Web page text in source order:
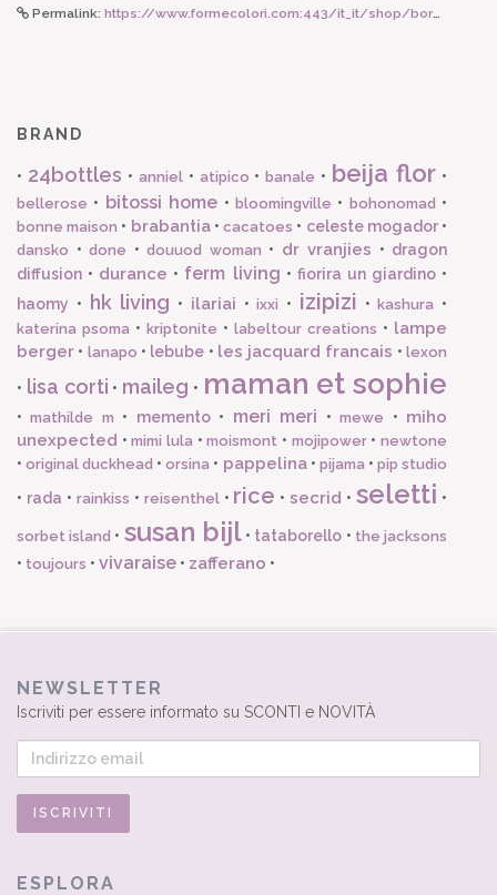
Permalink: https://www.formecolori.com:443/it_it/shop/borse_e_zaini/astucci_e_beauty/susan_bijl_the_new_pouch_greenscreen_fluo_pink_medium/5911
BRAND
• 24bottles • anniel• atipico •banale • beija flor •
bellerose • bitossi home • bloomingville • bohonomad •
bonne maison • brabantia•cacatoes • celeste mogador•
dansko • done • douuod woman • dr vranjies • dragon
diffusion • durance • ferm living • fiorira un giardino•
haomy • hk living • ilariai •ixxi • izipizi •kashura •
katerina psoma • kriptonite • labeltour creations • lampe
berger • lanapo • lebube • les jacquard francais •lexon
• lisa corti • maileg • maman et sophie
•mathilde m • memento• meri meri •mewe • miho
unexpected •mimi lula •moismont • mojipower•newtone
•original duckhead •orsina • pappelina• pijama • pip studio
• rada • rainkiss • reisenthel• rice •secrid •seletti •
sorbet island • susan bijl• tataborello • the jacksons
• toujours • vivaraise • zafferano •
NEWSLETTER
Iscriviti per essere informato su SCONTI e NOVITÀ
ESPLORA